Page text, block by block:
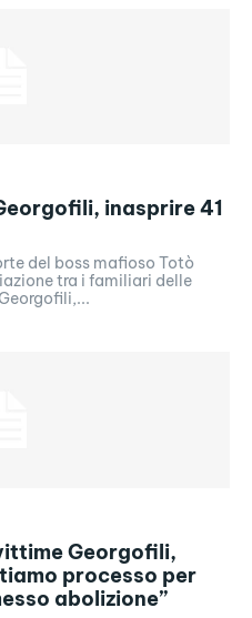
inasprire 41
del boss mafioso Totò
tra i familiari delle
Georgofili,
processo per
abolizione”